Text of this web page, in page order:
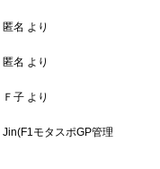
匿名 より
匿名 より
Ｆ子より
Jin(F1モタスポGP管理